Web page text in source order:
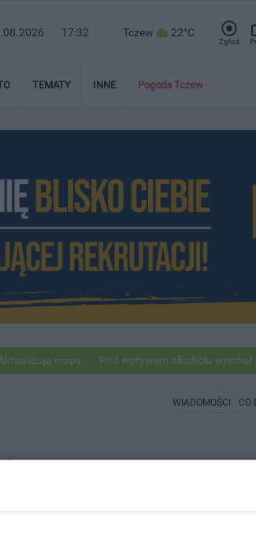
17:32 Tczew 22°C
Zgłoś
TEMATY INNE Pogoda Tczew
mapy Pod wpływem alkoholu wjechał
WIADOMOŚCI CO
pokaż